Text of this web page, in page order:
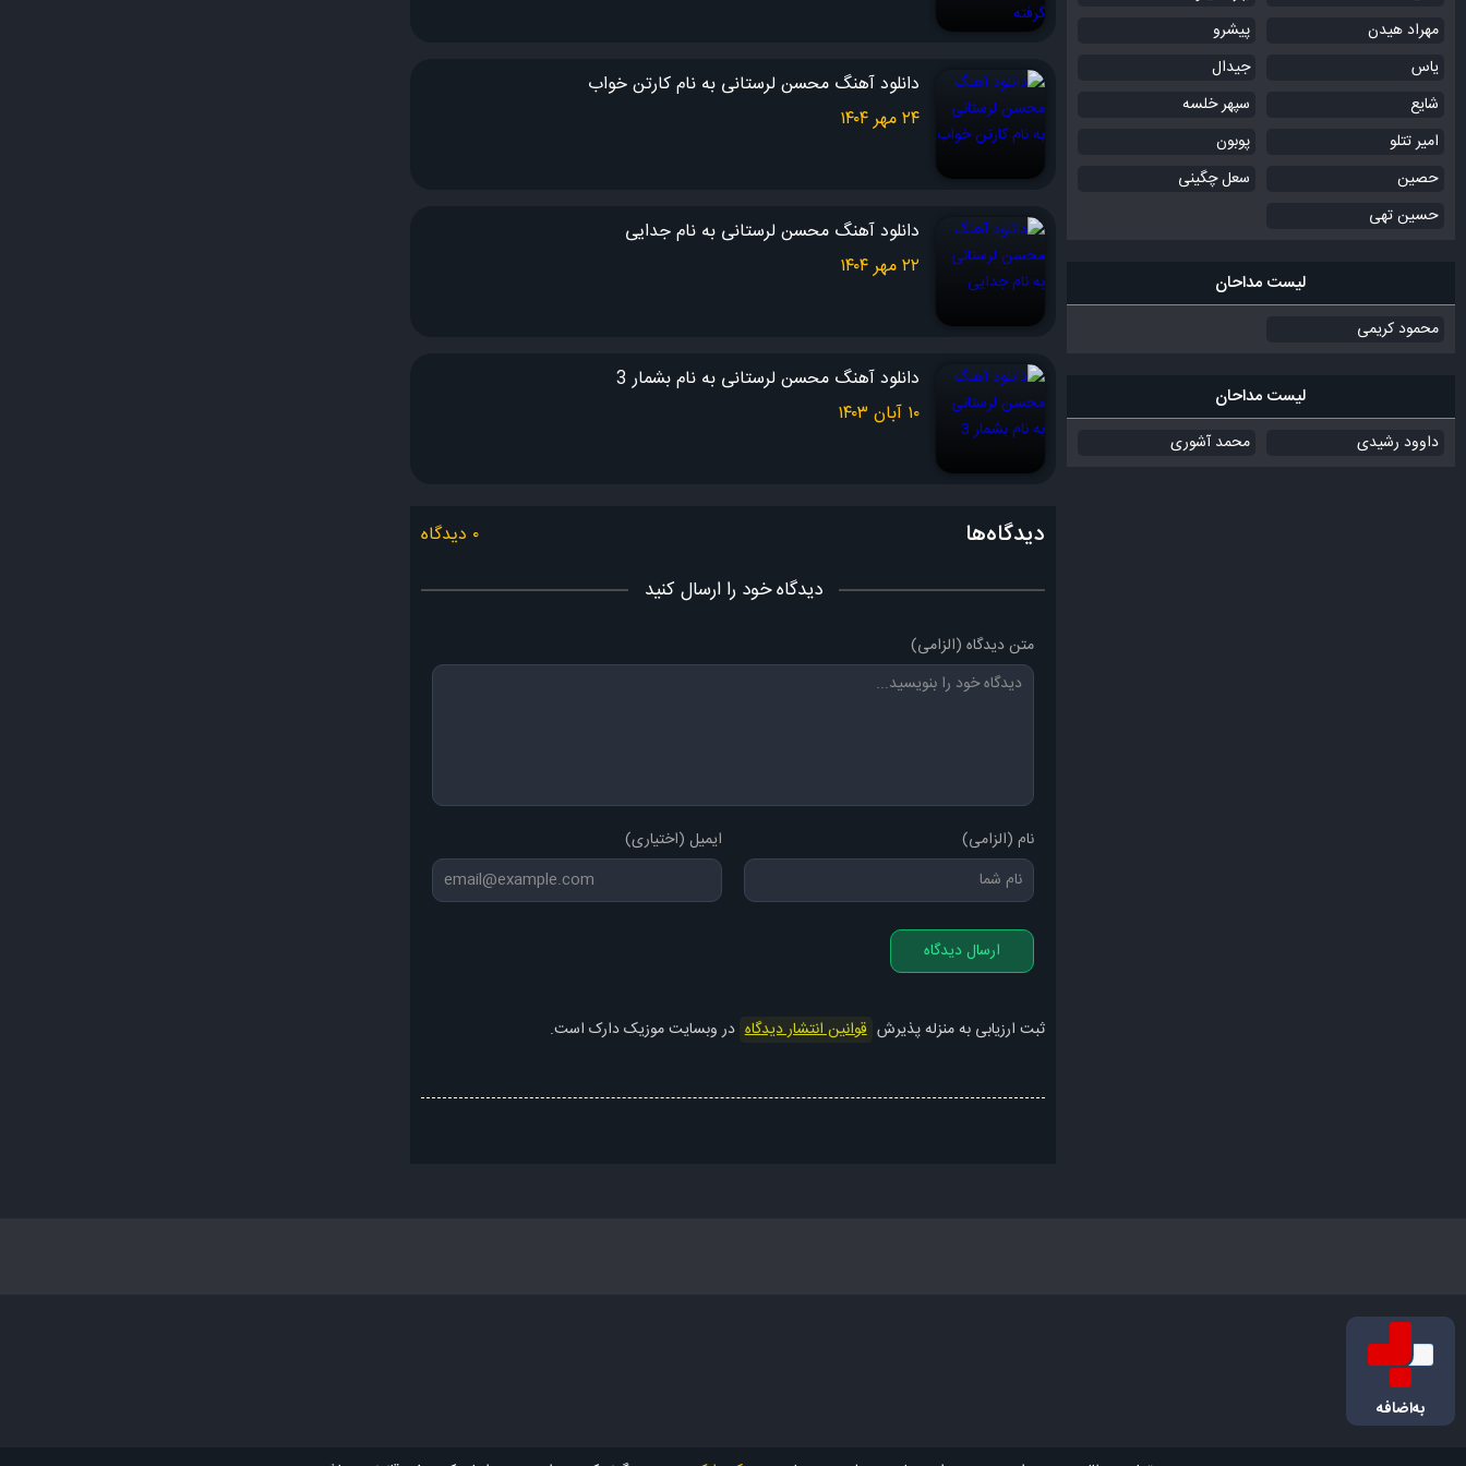
دانلود آهنگ محسن لرستانی به نام کارتن خواب
۲۴ مهر ۱۴۰۴
دانلود آهنگ محسن لرستانی به نام جدایی
۲۲ مهر ۱۴۰۴
دانلود آهنگ محسن لرستانی به نام بشمار 3
۱۰ آبان ۱۴۰۳
دیدگاه‌ها ۰ دیدگاه
دیدگاه خود را ارسال کنید
متن دیدگاه (الزامی)
نام (الزامی) ایمیل (اختیاری)
ارسال دیدگاه
ثبت ارزیابی به منزله پذیرش قوانین انتشار دیدگاه در وبسایت موزیک دارک است.
مهراد هیدن
پیشرو
یاس
جیدال
شایع
سپهر خلسه
امیر تتلو
پوبون
حصین
سعل چگینی
حسین تهی
لیست مداحان
محمود کریمی
لیست مداحان
داوود رشیدی محمد آشوری
به‌اضافه